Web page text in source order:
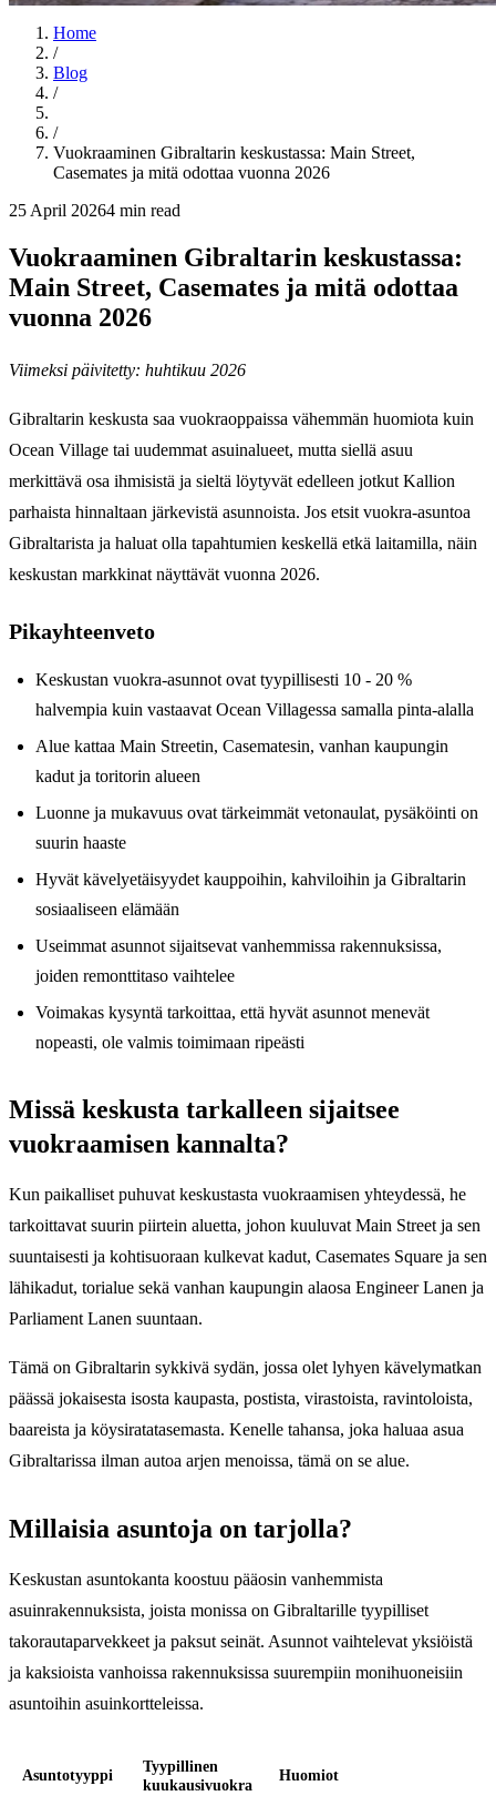
Home
/
Blog
/
/
Vuokraaminen Gibraltarin keskustassa: Main Street,
Casemates ja mitä odottaa vuonna 2026
25 April 20264 min read
Vuokraaminen Gibraltarin keskustassa:
Main Street, Casemates ja mitä odottaa
vuonna 2026
Viimeksi päivitetty: huhtikuu 2026
Gibraltarin keskusta saa vuokraoppaissa vähemmän huomiota kuin
Ocean Village tai uudemmat asuinalueet, mutta siellä asuu
merkittävä osa ihmisistä ja sieltä löytyvät edelleen jotkut Kallion
parhaista hinnaltaan järkevistä asunnoista. Jos etsit vuokra-asuntoa
Gibraltarista ja haluat olla tapahtumien keskellä etkä laitamilla, näin
keskustan markkinat näyttävät vuonna 2026.
Pikayhteenveto
Keskustan vuokra-asunnot ovat tyypillisesti 10 - 20 %
halvempia kuin vastaavat Ocean Villagessa samalla pinta-alalla
Alue kattaa Main Streetin, Casematesin, vanhan kaupungin
kadut ja toritorin alueen
Luonne ja mukavuus ovat tärkeimmät vetonaulat, pysäköinti on
suurin haaste
Hyvät kävelyetäisyydet kauppoihin, kahviloihin ja Gibraltarin
sosiaaliseen elämään
Useimmat asunnot sijaitsevat vanhemmissa rakennuksissa,
joiden remonttitaso vaihtelee
Voimakas kysyntä tarkoittaa, että hyvät asunnot menevät
nopeasti, ole valmis toimimaan ripeästi
Missä keskusta tarkalleen sijaitsee
vuokraamisen kannalta?
Kun paikalliset puhuvat keskustasta vuokraamisen yhteydessä, he
tarkoittavat suurin piirtein aluetta, johon kuuluvat Main Street ja sen
suuntaisesti ja kohtisuoraan kulkevat kadut, Casemates Square ja sen
lähikadut, torialue sekä vanhan kaupungin alaosa Engineer Lanen ja
Parliament Lanen suuntaan.
Tämä on Gibraltarin sykkivä sydän, jossa olet lyhyen kävelymatkan
päässä jokaisesta isosta kaupasta, postista, virastoista, ravintoloista,
baareista ja köysiratatasemasta. Kenelle tahansa, joka haluaa asua
Gibraltarissa ilman autoa arjen menoissa, tämä on se alue.
Millaisia asuntoja on tarjolla?
Keskustan asuntokanta koostuu pääosin vanhemmista
asuinrakennuksista, joista monissa on Gibraltarille tyypilliset
takorautaparvekkeet ja paksut seinät. Asunnot vaihtelevat yksiöistä
ja kaksioista vanhoissa rakennuksissa suurempiin monihuoneisiin
asuntoihin asuinkortteleissa.
Asuntotyyppi
Tyypillinen
kuukausivuokra
Huomiot